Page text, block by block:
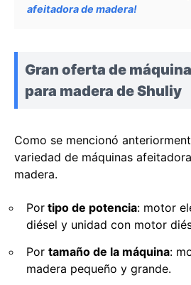
afeitadora de madera!
Gran oferta de
para madera de Shuliy
Como se mencionó
variedad de máquinas
madera.
Por tipo de potencia: motor
diésel y unidad con motor
Por tamaño de la máquina:
madera pequeño y grande.